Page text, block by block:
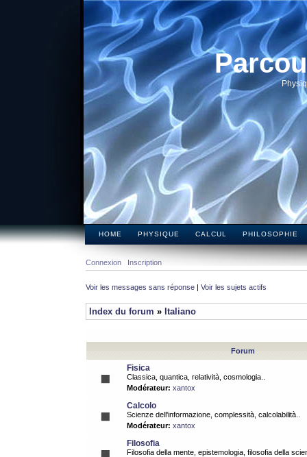
HOME PHYSIQUE CALCUL PHILOSOPHIE
Connexion Inscription
Voir les messages sans réponse | Voir les sujets actifs
Index du forum » Italiano
Forum
Fisica
Classica, quantica, relatività, cosmologia..
Modérateur: xantox
Calcolo
Scienze dell'informazione, complessità, calcolabilità..
Modérateur: xantox
Filosofia
Filosofia della mente, epistemologia, filosofia della